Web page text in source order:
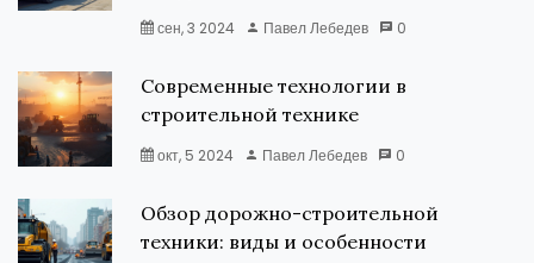
сен, 3 2024 Павел Лебедев 0
Современные технологии в
строительной технике
окт, 5 2024 Павел Лебедев 0
Обзор дорожно-строительной
техники: виды и особенности